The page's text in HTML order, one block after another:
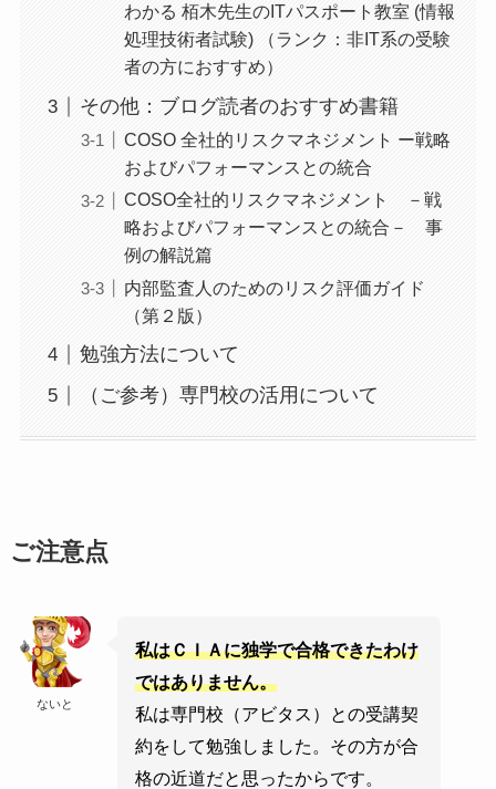
わかる 栢木先生のITパスポート教室 (情報
処理技術者試験) （ランク：非IT系の受験
者の方におすすめ）
その他：ブログ読者のおすすめ書籍
COSO 全社的リスクマネジメント ー戦略
およびパフォーマンスとの統合
COSO全社的リスクマネジメント －戦
略およびパフォーマンスとの統合－ 事
例の解説篇
内部監査人のためのリスク評価ガイド
（第２版）
勉強方法について
（ご参考）専門校の活用について
ご注意点
ないと
私はＣＩＡに独学で合格できたわけ
ではありません。
私は専門校（アビタス）との受講契
約をして勉強しました。その方が合
格の近道だと思ったからです。